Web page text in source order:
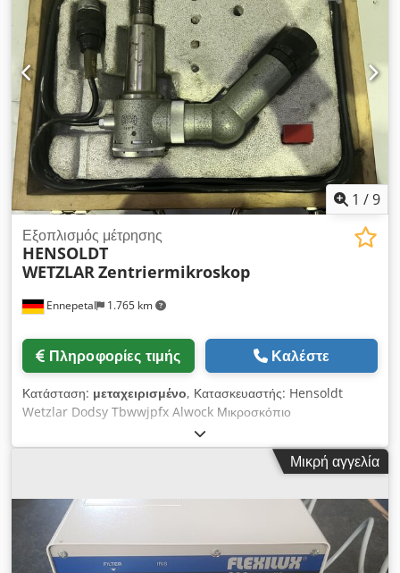
επιθεώρηση ακριβείας εξαρτημάτων και μετρήσεις
περιγραμμάτων, σπειρωμάτων και γεωμετρίας λεπτομερειών.
Dedpfx Alew R E Hijwsck
1 /9
Ennepetal 1.765 km
Εξοπλισμός μέτρησης
HENSOLDT
WETZLARZentriermikroskop
Πληροφορίες τιμής Καλέστε
Κατάσταση: μεταχειρισμένο, Κατασκευαστής: Hensoldt
Wetzlar Dodsy Tbwwjpfx Alwock Μικροσκόπιο
κεντραρίσματος με σπείρωμα στερέωσης, π.χ. για μηχανές
Deckel
Μικρή αγγελία